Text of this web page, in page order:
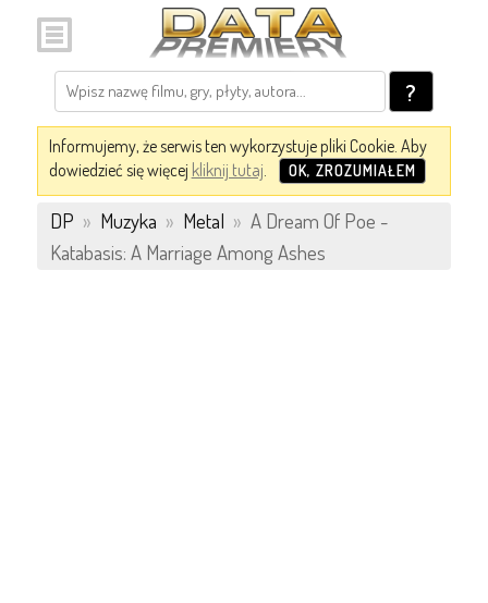
?
Informujemy, że serwis ten wykorzystuje pliki Cookie. Aby
dowiedzieć się więcej kliknij tutaj. OK, ZROZUMIAŁEM
DP » Muzyka » Metal » A Dream Of Poe -
Katabasis: A Marriage Among Ashes